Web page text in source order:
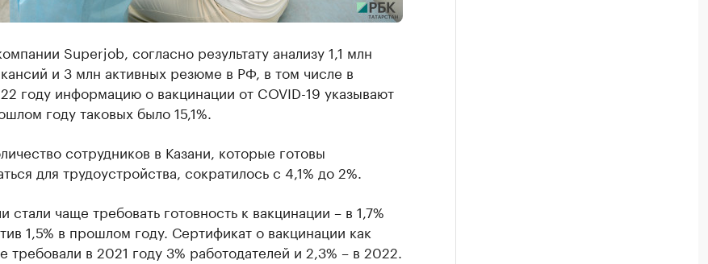
Superjob, согласно результату анализу 1,1 млн
и 3 млн активных резюме в РФ, в том числе в
году информацию о вакцинации от COVID-19 указывают
году таковых было 15,1%.
сотрудников в Казани, которые готовы
для трудоустройства, сократилось с 4,1% до 2%.
стали чаще требовать готовность к вакцинации – в 1,7%
1,5% в прошлом году. Сертификат о вакцинации как
требовали в 2021 году 3% работодателей и 2,3% – в 2022.